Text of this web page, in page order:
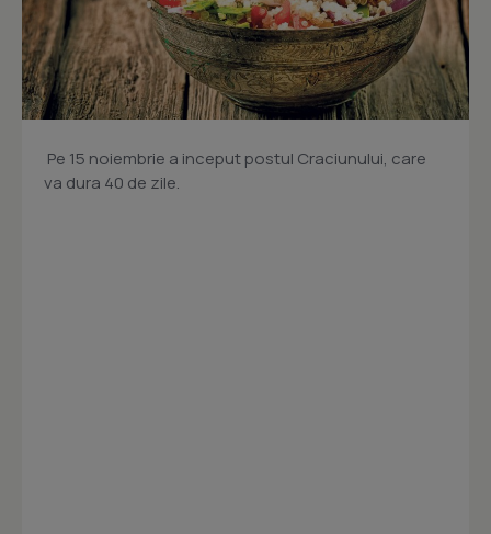
Pe 15 noiembrie a inceput postul Craciunului, care
va dura 40 de zile.